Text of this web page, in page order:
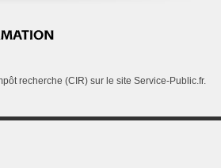
recherche (CIR) sur le site Service-Public.fr.